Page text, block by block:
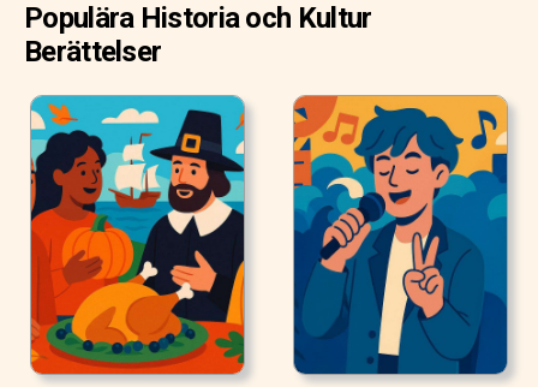
Populära Historia och Kultur
Berättelser